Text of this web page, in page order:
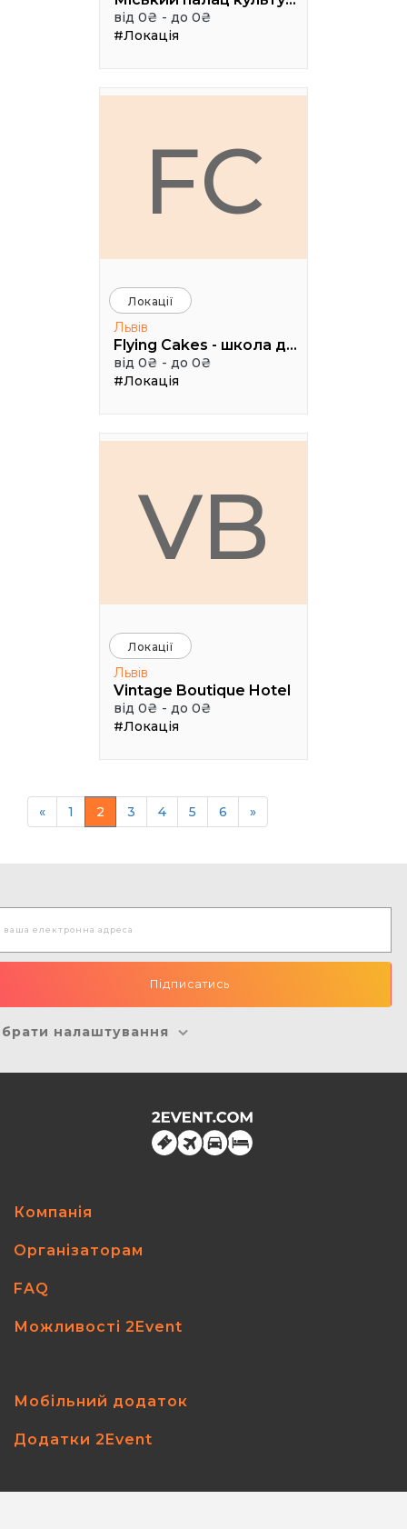
від 0₴ - до 0₴
#Локація
FC
Локації
Львів
Flying Cakes - школа дизайну
від 0₴ - до 0₴
#Локація
VB
Локації
Львів
Vintage Boutique Hotel
від 0₴ - до 0₴
#Локація
« 1 2 3 4 5 6 »
налаштування
Компанія
Організаторам
FAQ
Можливості 2Event
Мобільний додаток
Додатки 2Event